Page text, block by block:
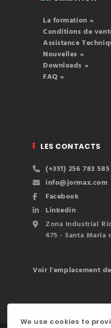
La formation »
Conditions de
Assistance
Nouvelles »
Downloads »
FAQ »
LES CONTACTS
(+351) 256 783 585
info@jormax.com
Facebook
Linkedin
Zona Industrial
475 - Santa Maria
Voir l'emplacement
We use cookies to